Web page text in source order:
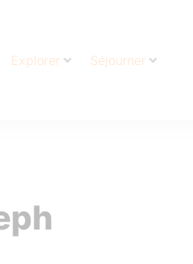
Explorer Séjourner